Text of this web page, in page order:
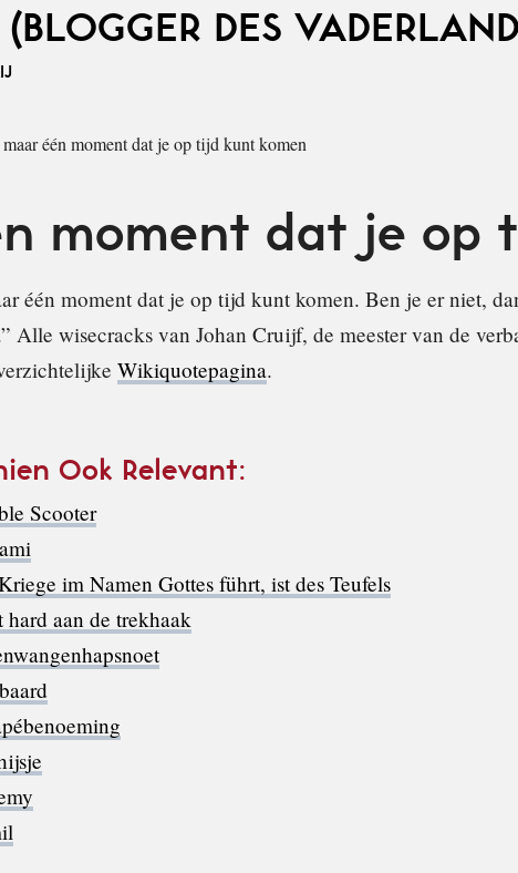
DES
één moment dat je op tijd kunt komen
moment dat je op
één moment dat je op tijd kunt komen. Ben je er niet,
Alle wisecracks van Johan Cruijf, de meester van de
Wikiquotepagina.
Ook Relevant:
Scooter
im Namen Gottes führt, ist des Teufels
hard aan de trekhaak